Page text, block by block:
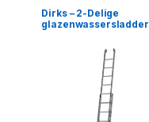
Dirks – 2-Delige
glazenwassersladder